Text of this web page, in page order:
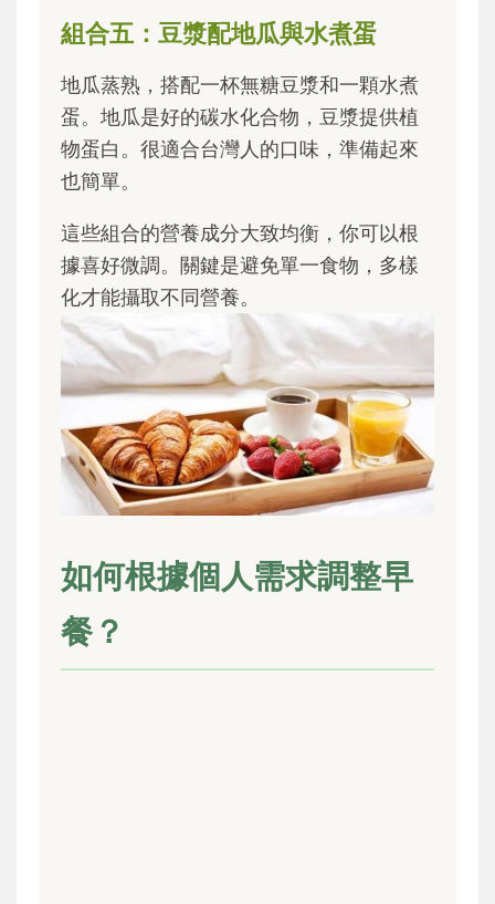
組合五：豆漿配地瓜與水煮蛋
地瓜蒸熟，搭配一杯無糖豆漿和一顆水煮
蛋。地瓜是好的碳水化合物，豆漿提供植
物蛋白。很適合台灣人的口味，準備起來
也簡單。
這些組合的營養成分大致均衡，你可以根
據喜好微調。關鍵是避免單一食物，多樣
化才能攝取不同營養。
如何根據個人需求調整早
餐？